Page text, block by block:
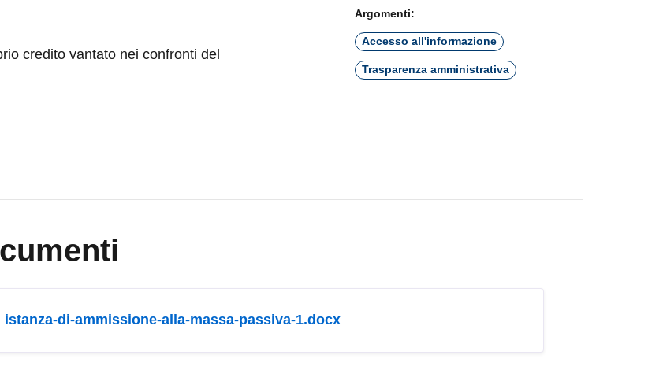
vantato nei confronti del Comune
Argomenti:
Accesso all'informazione
Trasparenza amministrativa
istanza-di-ammissione-alla-massa-passiva-1.docx
Informazioni sui cookie
tecnici e assimilati strettamente necessari al corretto funzionamento e